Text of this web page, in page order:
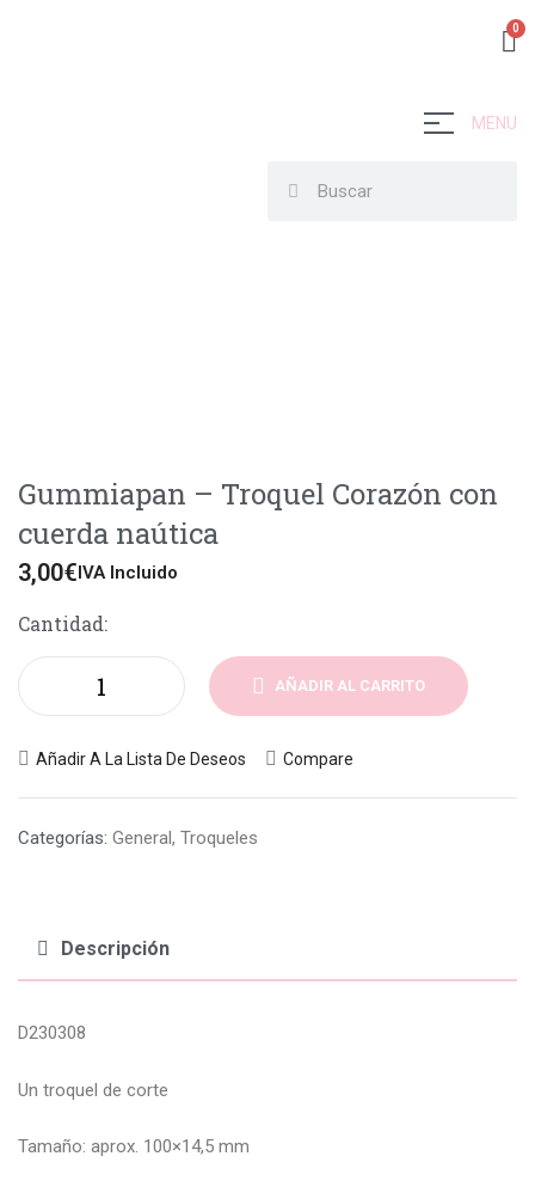
MENU
Gummiapan – Troquel Corazón con
cuerda naútica
3,00€IVA Incluido
Cantidad:
AÑADIR AL CARRITO
Añadir A La Lista De Deseos Compare
Categorías: General, Troqueles
Descripción
D230308
Un troquel de corte
Tamaño: aprox. 100×14,5 mm